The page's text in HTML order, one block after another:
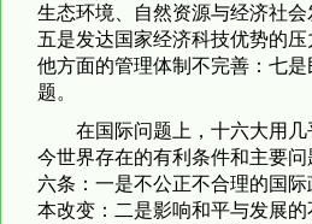
生态环境、自然资源与经济社会
五是发达国家经济科技优势的
他方面的管理体制不完善：七
题。
在国际问题上，十六大用
今世界存在的有利条件和主要
六条：一是不公正不合理的国
本改变：二是影响和平与发展